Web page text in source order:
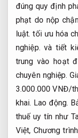
đúng quy định
phạt do nộp
luật. tối ưu hóa
nghiệp. và tiết
trung vào hoạt
chuyên nghiệp.
3.000.000 VNĐ/
khai. Lao động.
thuế uy tín như
Việt, Chương